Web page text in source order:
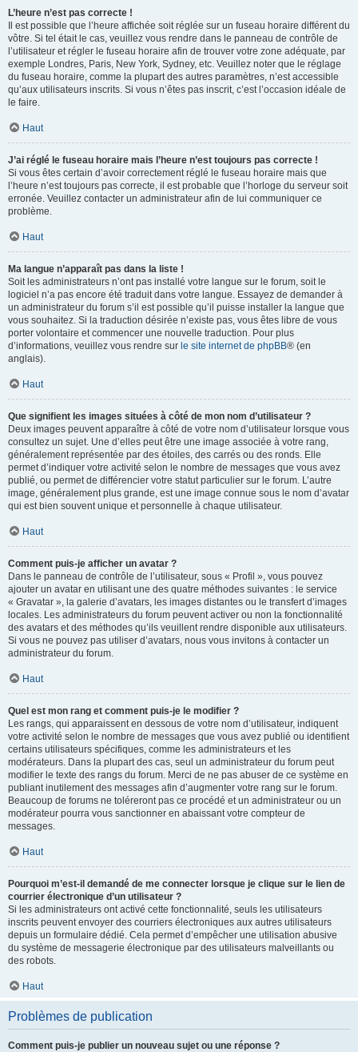
L’heure n’est pas correcte !
Il est possible que l’heure affichée soit réglée sur un fuseau horaire différent du
vôtre. Si tel était le cas, veuillez vous rendre dans le panneau de contrôle de
l’utilisateur et régler le fuseau horaire afin de trouver votre zone adéquate, par
exemple Londres, Paris, New York, Sydney, etc. Veuillez noter que le réglage
du fuseau horaire, comme la plupart des autres paramètres, n’est accessible
qu’aux utilisateurs inscrits. Si vous n’êtes pas inscrit, c’est l’occasion idéale de
le faire.
Haut
J’ai réglé le fuseau horaire mais l’heure n’est toujours pas correcte !
Si vous êtes certain d’avoir correctement réglé le fuseau horaire mais que
l’heure n’est toujours pas correcte, il est probable que l’horloge du serveur soit
erronée. Veuillez contacter un administrateur afin de lui communiquer ce
problème.
Haut
Ma langue n’apparaît pas dans la liste !
Soit les administrateurs n’ont pas installé votre langue sur le forum, soit le
logiciel n’a pas encore été traduit dans votre langue. Essayez de demander à
un administrateur du forum s’il est possible qu’il puisse installer la langue que
vous souhaitez. Si la traduction désirée n’existe pas, vous êtes libre de vous
porter volontaire et commencer une nouvelle traduction. Pour plus
d’informations, veuillez vous rendre sur le site internet de phpBB® (en
anglais).
Haut
Que signifient les images situées à côté de mon nom d’utilisateur ?
Deux images peuvent apparaître à côté de votre nom d’utilisateur lorsque vous
consultez un sujet. Une d’elles peut être une image associée à votre rang,
généralement représentée par des étoiles, des carrés ou des ronds. Elle
permet d’indiquer votre activité selon le nombre de messages que vous avez
publié, ou permet de différencier votre statut particulier sur le forum. L’autre
image, généralement plus grande, est une image connue sous le nom d’avatar
qui est bien souvent unique et personnelle à chaque utilisateur.
Haut
Comment puis-je afficher un avatar ?
Dans le panneau de contrôle de l’utilisateur, sous « Profil », vous pouvez
ajouter un avatar en utilisant une des quatre méthodes suivantes : le service
« Gravatar », la galerie d’avatars, les images distantes ou le transfert d’images
locales. Les administrateurs du forum peuvent activer ou non la fonctionnalité
des avatars et des méthodes qu’ils veuillent rendre disponible aux utilisateurs.
Si vous ne pouvez pas utiliser d’avatars, nous vous invitons à contacter un
administrateur du forum.
Haut
Quel est mon rang et comment puis-je le modifier ?
Les rangs, qui apparaissent en dessous de votre nom d’utilisateur, indiquent
votre activité selon le nombre de messages que vous avez publié ou identifient
certains utilisateurs spécifiques, comme les administrateurs et les
modérateurs. Dans la plupart des cas, seul un administrateur du forum peut
modifier le texte des rangs du forum. Merci de ne pas abuser de ce système en
publiant inutilement des messages afin d’augmenter votre rang sur le forum.
Beaucoup de forums ne toléreront pas ce procédé et un administrateur ou un
modérateur pourra vous sanctionner en abaissant votre compteur de
messages.
Haut
Pourquoi m’est-il demandé de me connecter lorsque je clique sur le lien de
courrier électronique d’un utilisateur ?
Si les administrateurs ont activé cette fonctionnalité, seuls les utilisateurs
inscrits peuvent envoyer des courriers électroniques aux autres utilisateurs
depuis un formulaire dédié. Cela permet d’empêcher une utilisation abusive
du système de messagerie électronique par des utilisateurs malveillants ou
des robots.
Haut
Problèmes de publication
Comment puis-je publier un nouveau sujet ou une réponse ?